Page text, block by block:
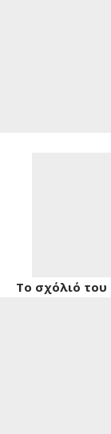
Το σχόλιό του